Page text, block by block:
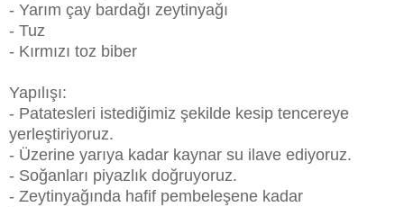
- Yarım çay bardağı zeytinyağı
- Tuz
- Kırmızı toz biber
Yapılışı:
- Patatesleri istediğimiz şekilde kesip tencereye
yerleştiriyoruz.
- Üzerine yarıya kadar kaynar su ilave ediyoruz.
- Soğanları piyazlık doğruyoruz.
- Zeytinyağında hafif pembeleşene kadar